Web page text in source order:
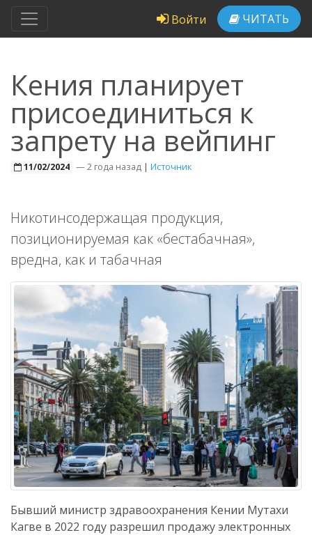
Войти ЧИТАТЬ
Кения планирует
присоединиться к
запрету на вейпинг
11/02/2024 —2 года назад | Источник
Никотинсодержащая продукция,
позиционируемая как «бестабачная»,
вредна, как и табачная
Бывший министр здравоохранения Кении Мутахи
Кагве в 2022 году разрешил продажу электронных